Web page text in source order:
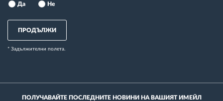
Да Не
ПРОДЪЛЖИ
* Задължителни полета.
ПОЛУЧАВАЙТЕ ПОСЛЕДНИТЕ НОВИНИ НА ВАШИЯТ ИМЕЙЛ